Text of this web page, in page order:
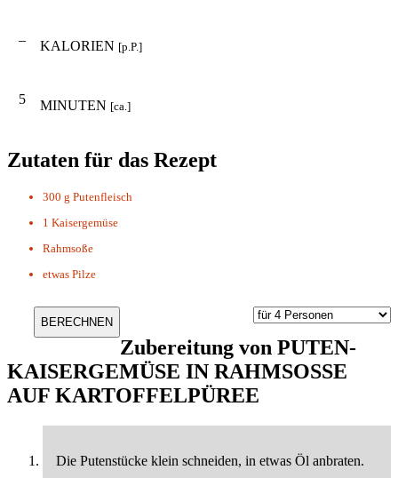
– KALORIEN [p.P.]
5 MINUTEN [ca.]
Zutaten für das Rezept
300 g Putenfleisch
1 Kaisergemüse
Rahmsoße
etwas Pilze
Zubereitung von PUTEN-
KAISERGEMÜSE IN RAHMSOSSE A
UF KARTOFFELPÜREE
Die Putenstücke klein schneiden, in etwas Öl anbraten.